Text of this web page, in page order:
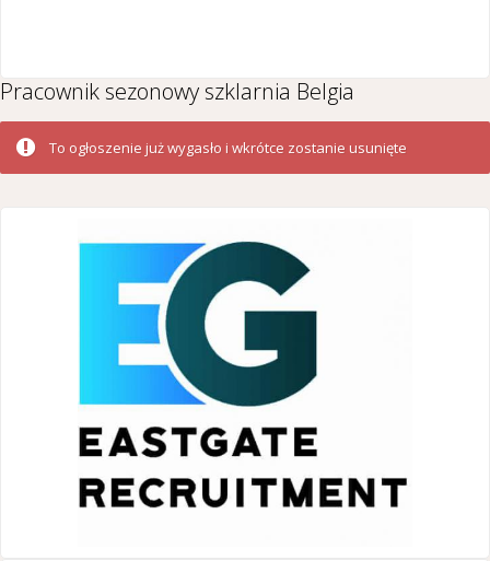
Pracownik sezonowy szklarnia Belgia
To ogłoszenie już wygasło i wkrótce zostanie usunięte